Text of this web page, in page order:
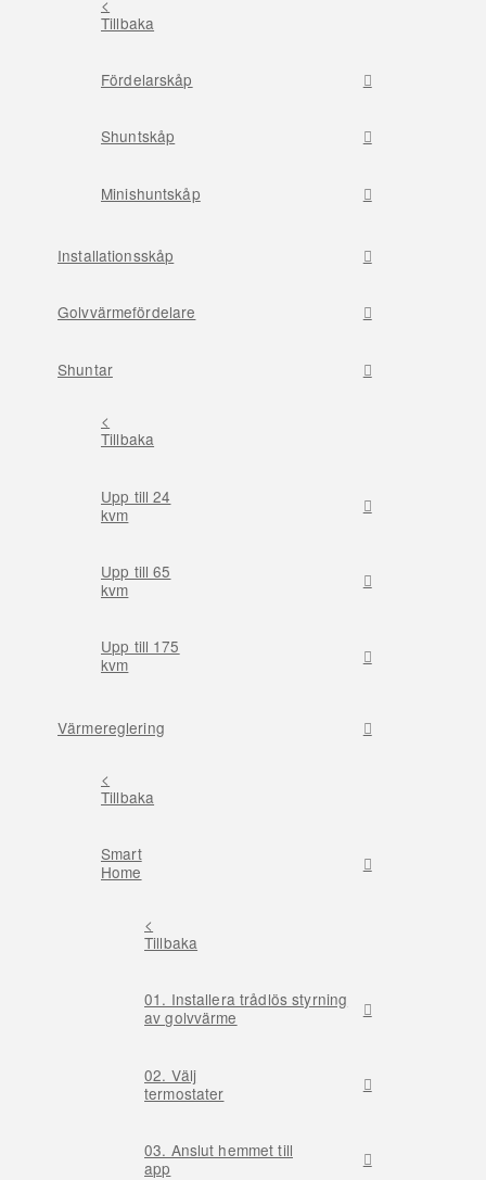
Tillbaka
Fördelarskåp
Shuntskåp
Minishuntskåp
Installationsskåp
Golvvärmefördelare
Shuntar
<
Tillbaka
Upp till 24
kvm
Upp till 65
kvm
Upp till 175
kvm
Värmereglering
<
Tillbaka
Smart
Home
<
Tillbaka
01. Installera trådlös styrning
av golvvärme
02. Välj
termostater
03. Anslut hemmet till
app